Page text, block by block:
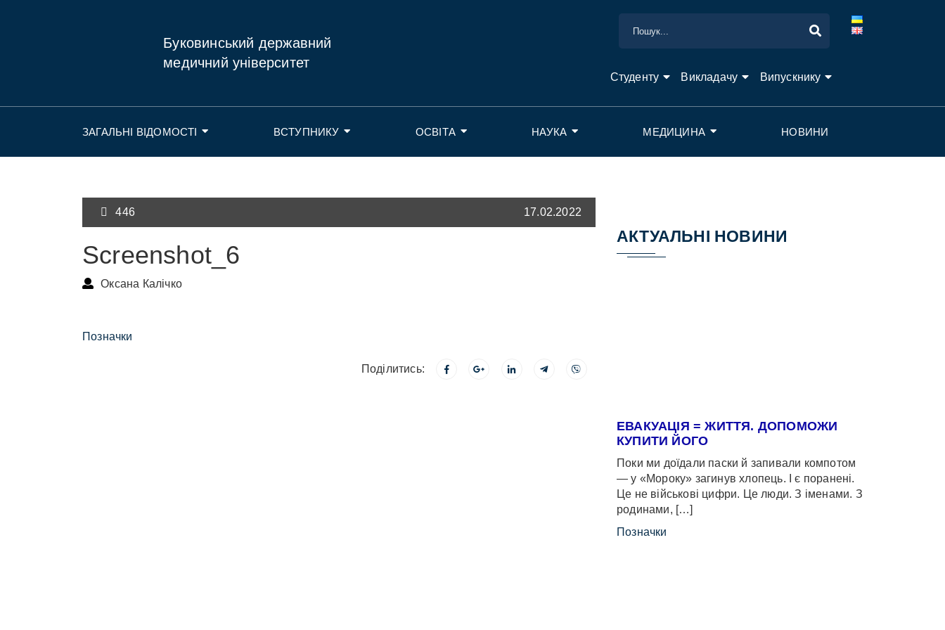
Буковинський державний
медичний університет
Студенту Викладачу Випускнику
ЗАГАЛЬНІ ВІДОМОСТІ ВСТУПНИКУ ОСВІТА НАУКА МЕДИЦИНА НОВИНИ
446 17.02.2022
Screenshot_6
Оксана Калічко
Позначки
Поділитись:
АКТУАЛЬНІ НОВИНИ
ЕВАКУАЦІЯ = ЖИТТЯ. ДОПОМОЖИ
КУПИТИ ЙОГО
Поки ми доїдали паски й запивали компотом
— у «Мороку» загинув хлопець. І є поранені.
Це не військові цифри. Це люди. З іменами. З
родинами, […]
Позначки